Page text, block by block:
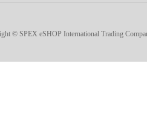
© SPEX eSHOP International Trading